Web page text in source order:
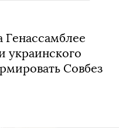
украинского
Совбез